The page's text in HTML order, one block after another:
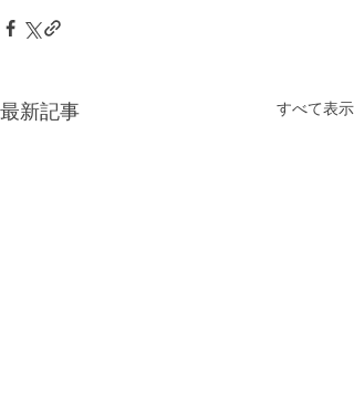
最新記事 すべて表示